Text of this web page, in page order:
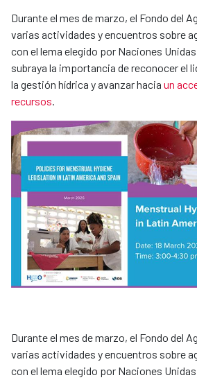
Durante el mes de marzo, el Fondo del
varias actividades y encuentros sobre
con el lema elegido por Naciones
subraya la importancia de reconocer el
la gestión hídrica y avanzar hacia un
recursos.
Durante el mes de marzo, el Fondo del
varias actividades y encuentros sobre
con el lema elegido por Naciones